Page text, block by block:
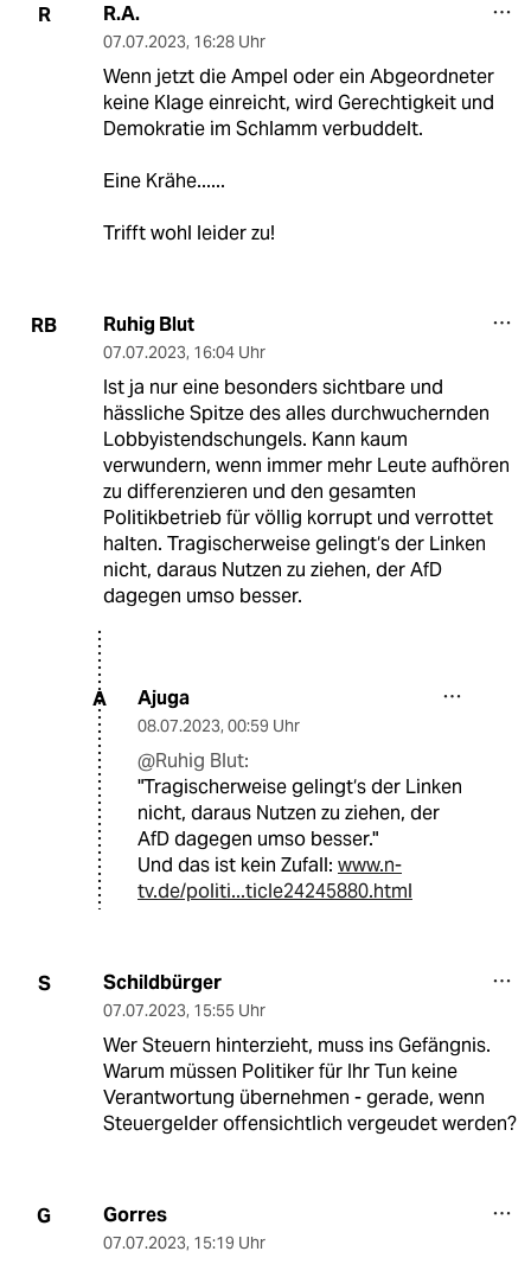
R R.A.
07.07.2023, 16:28 Uhr
Wenn jetzt die Ampel oder ein Abgeordneter
keine Klage einreicht, wird Gerechtigkeit und
Demokratie im Schlamm verbuddelt.
Eine Krähe......
Trifft wohl leider zu!
RB Ruhig Blut
07.07.2023, 16:04 Uhr
Ist ja nur eine besonders sichtbare und
hässliche Spitze des alles durchwuchernden
Lobbyistendschungels. Kann kaum
verwundern, wenn immer mehr Leute aufhören
zu differenzieren und den gesamten
Politikbetrieb für völlig korrupt und verrottet
halten. Tragischerweise gelingt‘s der Linken
nicht, daraus Nutzen zu ziehen, der AfD
dagegen umso besser.
A Ajuga
08.07.2023, 00:59 Uhr
@Ruhig Blut:
"Tragischerweise gelingt‘s der Linken
nicht, daraus Nutzen zu ziehen, der
AfD dagegen umso besser."
Und das ist kein Zufall: www.n-
tv.de/politi...ticle24245880.html
S Schildbürger
07.07.2023, 15:55 Uhr
Wer Steuern hinterzieht, muss ins Gefängnis.
Warum müssen Politiker für Ihr Tun keine
Verantwortung übernehmen - gerade, wenn
Steuergelder offensichtlich vergeudet werden?
G Gorres
07.07.2023, 15:19 Uhr